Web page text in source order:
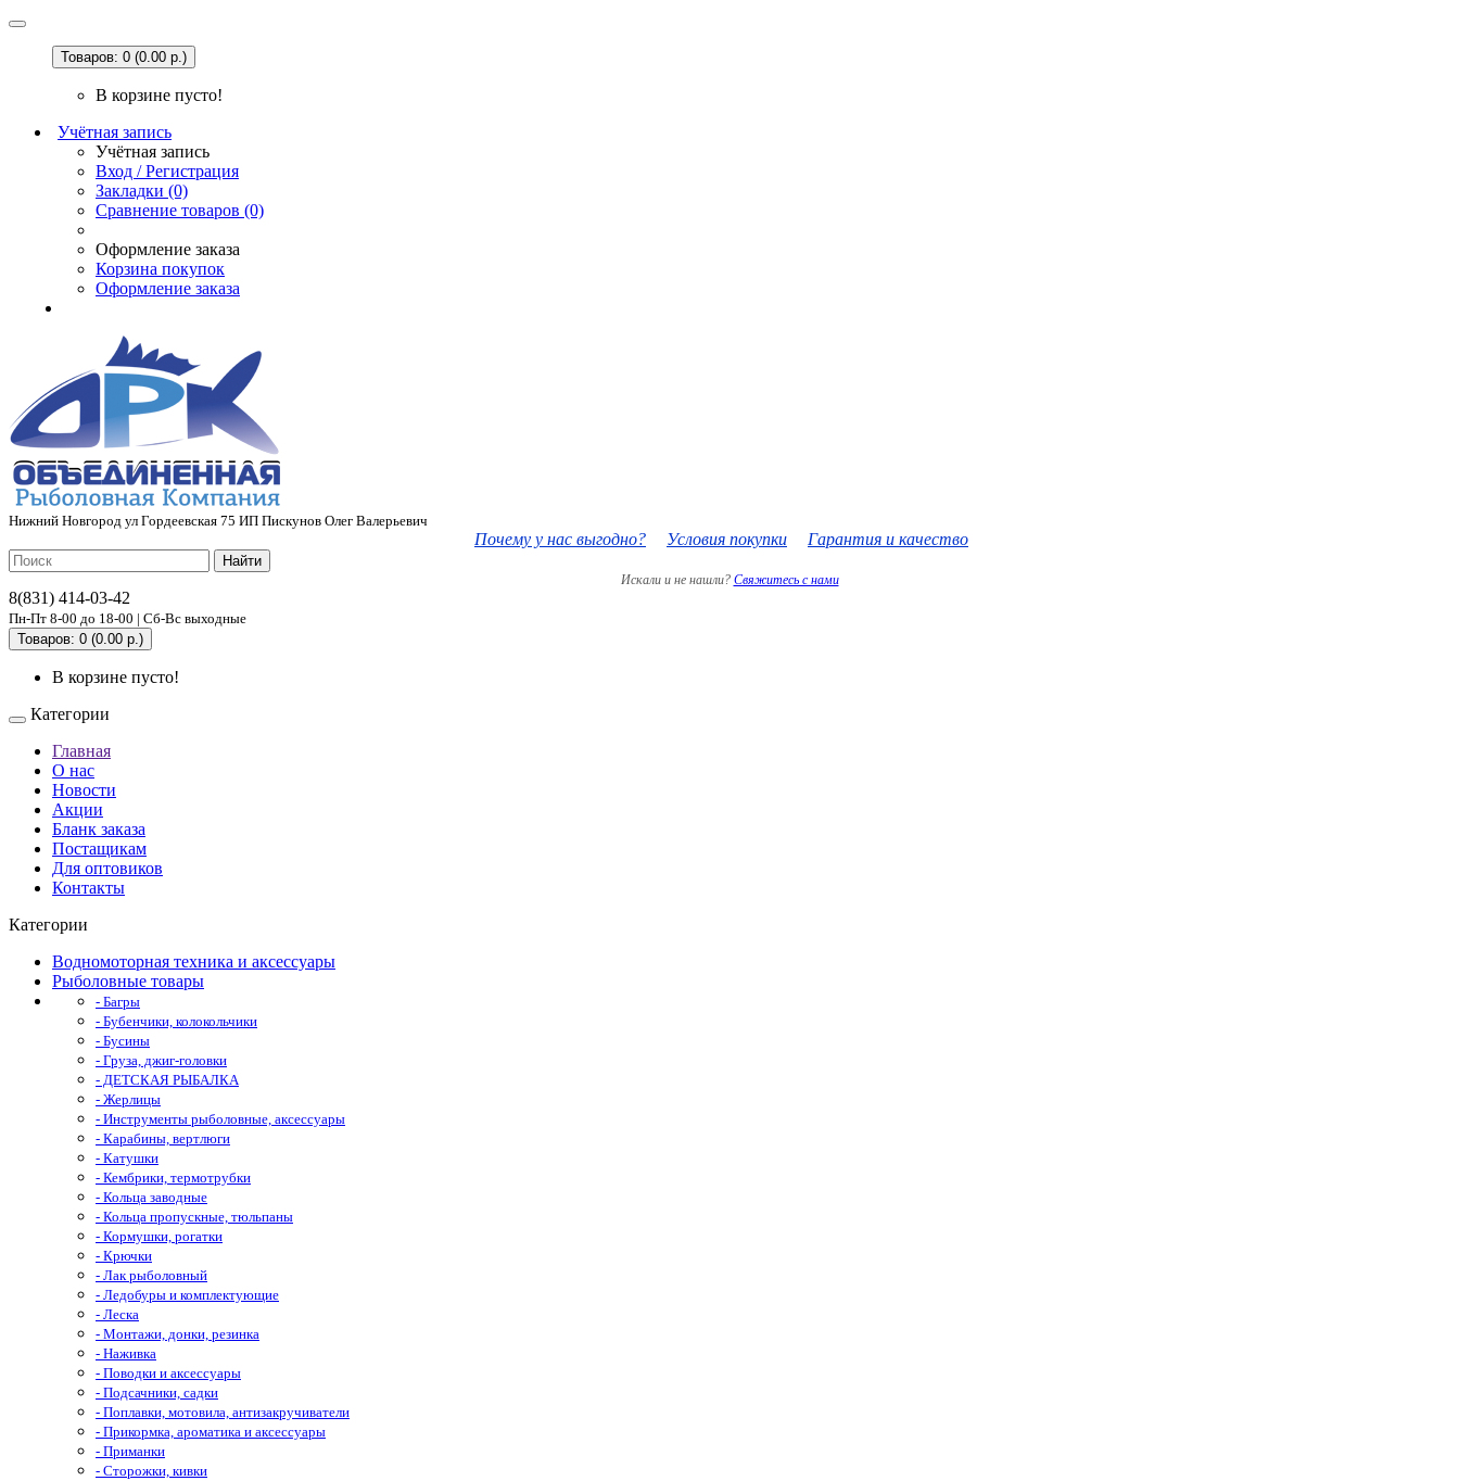
Товаров: 0 (0.00 р.)
В корзине пусто!
Учётная запись
Учётная запись
Вход / Регистрация
Закладки (0)
Сравнение товаров (0)
Оформление заказа
Корзина покупок
Оформление заказа
Нижний Новгород ул Гордеевская 75 ИП Пискунов Олег Валерьевич
Почему у нас выгодно? Условия покупки Гарантия и качество
Найти
Искали и не нашли? Свяжитесь с нами
8(831) 414-03-42
Пн-Пт 8-00 до 18-00 | Сб-Вс выходные
Товаров: 0 (0.00 р.)
В корзине пусто!
Категории
Главная
О нас
Новости
Акции
Бланк заказа
Постащикам
Для оптовиков
Контакты
Категории
Водномоторная техника и аксессуары
Рыболовные товары
- Багры
- Бубенчики, колокольчики
- Бусины
- Груза, джиг-головки
- ДЕТСКАЯ РЫБАЛКА
- Жерлицы
- Инструменты рыболовные, аксессуары
- Карабины, вертлюги
- Катушки
- Кембрики, термотрубки
- Кольца заводные
- Кольца пропускные, тюльпаны
- Кормушки, рогатки
- Крючки
- Лак рыболовный
- Ледобуры и комплектующие
- Леска
- Монтажи, донки, резинка
- Наживка
- Поводки и аксессуары
- Подсачники, садки
- Поплавки, мотовила, антизакручиватели
- Прикормка, ароматика и аксессуары
- Приманки
- Сторожки, кивки